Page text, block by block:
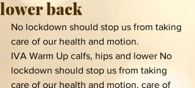
lower back
No lockdown should stop us from taking
care of our health and motion.
IVA Warm Up calfs, hips and lower No
lockdown should stop us from taking
care of our health and motion. care of